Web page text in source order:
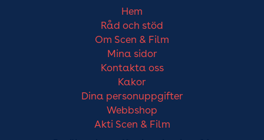
Hem
Råd och stöd
Om Scen & Film
Mina sidor
Kontakta oss
Kakor
Dina personuppgifter
Webbshop
Akti Scen & Film